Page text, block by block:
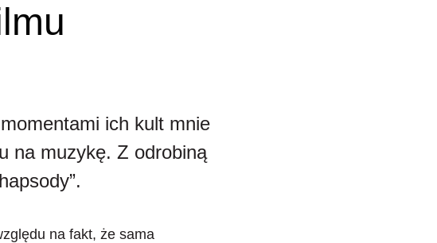
ich kult mnie
na muzykę. Z odrobiną
na fakt, że sama